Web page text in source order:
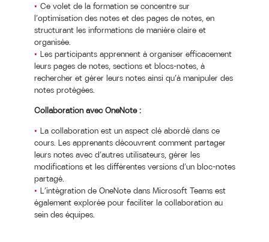
Ce volet de la formation se concentre sur
l’optimisation des notes et des pages de notes, en
structurant les informations de manière claire et
organisée.
Les participants apprennent à organiser efficacement
leurs pages de notes, sections et blocs-notes, à
rechercher et gérer leurs notes ainsi qu’à manipuler des
notes protégées.
Collaboration avec OneNote :
La collaboration est un aspect clé abordé dans ce
cours. Les apprenants découvrent comment partager
leurs notes avec d’autres utilisateurs, gérer les
modifications et les différentes versions d’un bloc-notes
partagé.
L’intégration de OneNote dans Microsoft Teams est
également explorée pour faciliter la collaboration au
sein des équipes.